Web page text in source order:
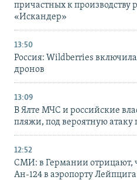
причастных к производству
«Искандер»
13:50
Россия: Wildberries
дронов
13:09
В Ялте МЧС и российские
пляжи, под вероятную атаку
12:52
СМИ: в Германии отрицают,
Ан-124 в аэропорту